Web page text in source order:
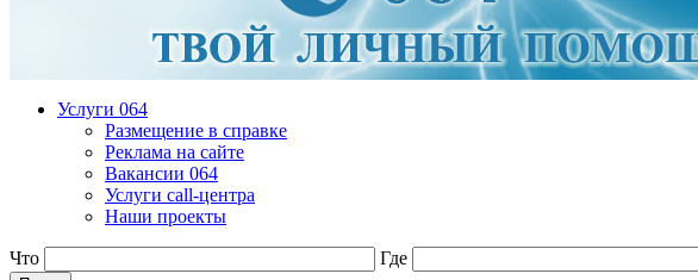
Услуги 064
Размещение в справке
Реклама на сайте
Вакансии 064
Услуги call-центра
Наши проекты
Что Где